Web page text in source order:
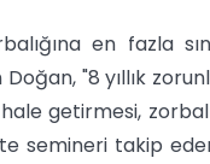
en fazla
"8 yıllık
getirmesi,
semineri takip